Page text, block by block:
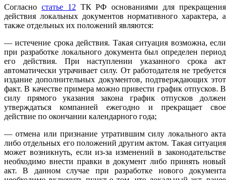
Согласно статье 12 ТК РФ основаниями для прекращения
действия локальных документов нормативного характера, а
также отдельных их положений являются:
— истечение срока действия. Такая ситуация возможна, если
при разработке локального документа был определен период
его действия. При наступлении указанного срока акт
автоматически утрачивает силу. От работодателя не требуется
издание дополнительных документов, подтверждающих этот
факт. В качестве примера можно привести график отпусков. В
силу прямого указания закона график отпусков должен
утверждаться компанией ежегодно и прекращает свое
действие по окончании календарного года;
— отмена или признание утратившим силу локального акта
либо отдельных его положений другим актом. Такая ситуация
может возникнуть, если из-за изменений в законодательстве
необходимо внести правки в документ либо принять новый
акт. В данном случае при разработке нового документа